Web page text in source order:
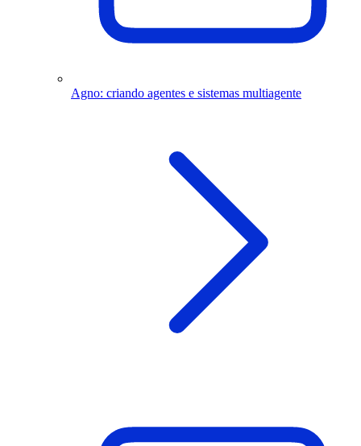
Agno: criando agentes e sistemas multiagente